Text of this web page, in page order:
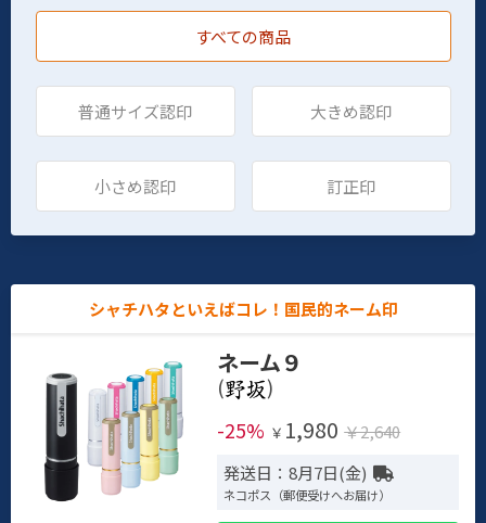
すべての商品
普通サイズ認印 大きめ認印
小さめ認印 訂正印
シャチハタといえばコレ！国民的ネーム印
ネーム９
(
)
-25% ￥ 1,980 ￥2,640
発送日：8月7日(金)
ネコポス（郵便受けへお届け）